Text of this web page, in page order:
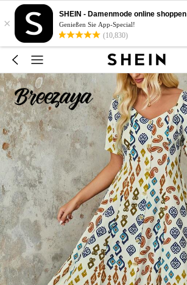
×
SHEIN - Damenmode online shoppen
Genießen Sie App-Special!
(10,830)